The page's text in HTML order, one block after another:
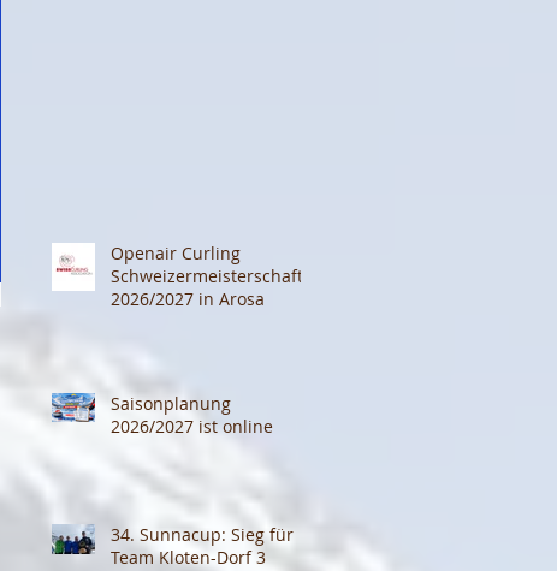
Openair Curling
Schweizermeisterschaft
2026/2027 in Arosa
Saisonplanung
2026/2027 ist online
34. Sunnacup: Sieg für
Team Kloten-Dorf 3